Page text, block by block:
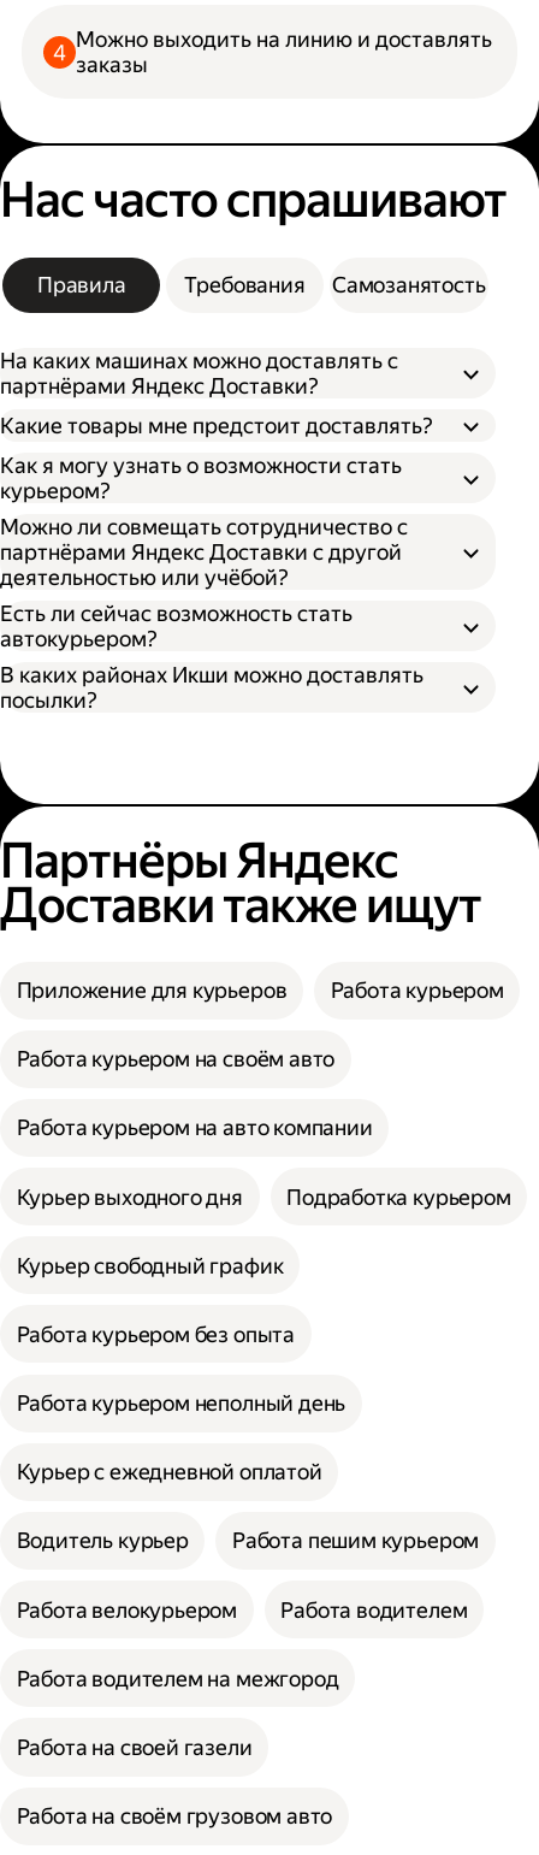
Можно выходить на линию и доставлять
заказы
Нас часто спрашивают
Правила Требования Самозанятость
На каких машинах можно доставлять с
партнёрами Яндекс Доставки?
Какие товары мне предстоит доставлять?
Как я могу узнать о возможности стать
курьером?
Можно ли совмещать сотрудничество с
партнёрами Яндекс Доставки с другой
деятельностью или учёбой?
Есть ли сейчас возможность стать
автокурьером?
В каких районах Икши можно доставлять
посылки?
Партнёры Яндекс
Доставки также ищут
Приложение для курьеров Работа курьером
Работа курьером на своём авто
Работа курьером на авто компании
Курьер выходного дня Подработка курьером
Курьер свободный график
Работа курьером без опыта
Работа курьером неполный день
Курьер с ежедневной оплатой
Водитель курьер Работа пешим курьером
Работа велокурьером Работа водителем
Работа водителем на межгород
Работа на своей газели
Работа на своём грузовом авто